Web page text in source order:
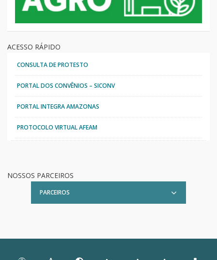
ACESSO RÁPIDO
CONSULTA DE PROTESTO
PORTAL DOS CONVÊNIOS – SICONV
PORTAL INTEGRA AMAZONAS
PROTOCOLO VIRTUAL AFEAM
NOSSOS PARCEIROS
PARCEIROS